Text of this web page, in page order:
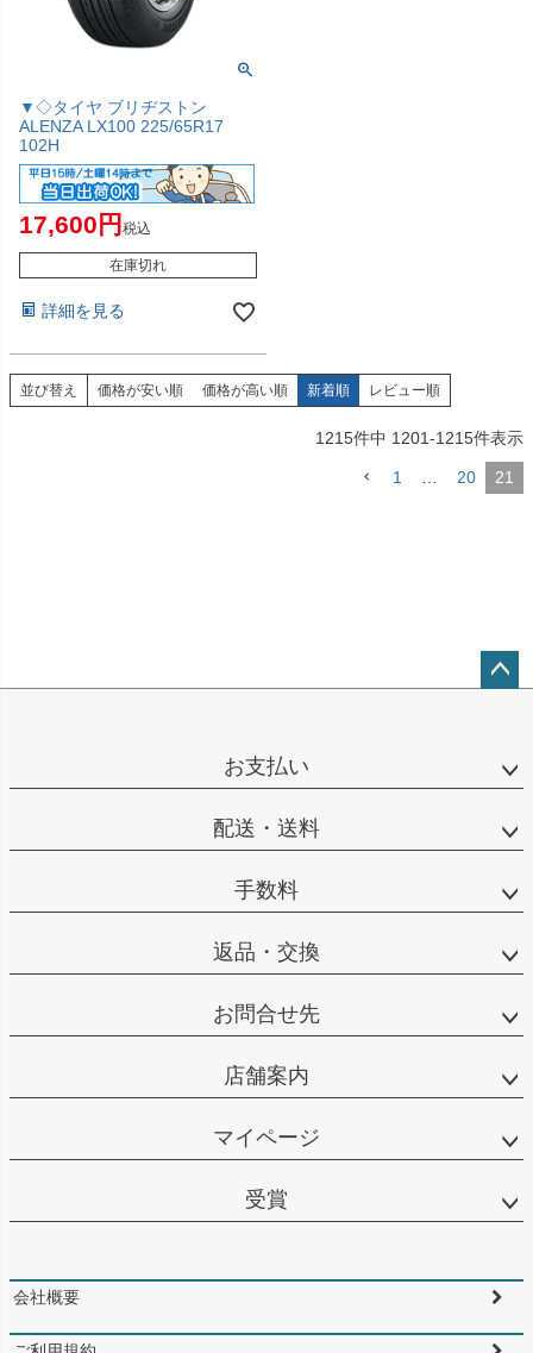
▼◇タイヤ ブリヂストン
ALENZA LX100 225/65R17
102H
17,600 税込
在庫切れ
詳細を見る
並び替え 価格が安い順 価格が高い順 新着順 レビュー順
1215件中 1201-1215件表示
1 20 21
お支払い
配送・送料
手数料
返品・交換
お問合せ先
店舗案内
マイページ
受賞
会社概要